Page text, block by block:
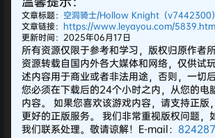
文章标题： 空洞骑士/Hollow Knight（v7442300）
文章链接： https://www.leyayou.com/
更新时间：2025年06月17日
所有资源仅限于参考和学习，版权归原作者
资源转载自国内外各大媒体和网络，仅供试
述内容用于商业或者非法用途，否则，一切
您必须在下载后的24个小时之内，从您的电
内容。 如果您喜欢该游戏内容，请支持正版
更好的正版服务。 我们非常重视版权问题，
我们联系处理。敬请谅解！E-mail：